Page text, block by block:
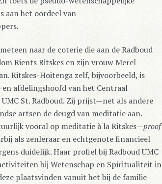
aan het oordeel van
naar de coterie die aan de Radboud
Rients Ritskes en zijn vrouw Merel
Ritskes-Hoitenga zelf, bijvoorbeeld, is
afdelingshoofd van het Centraal
St. Radboud. Zij prijst—net als andere
artsen de deugd van meditatie aan.
vooral op meditatie à la Ritskes—proof
als zenleraar en echtgenote financieel
duidelijk. Haar profiel bij Radboud UMC
bij Wetenschap en Spiritualiteit in
plaatsvinden vanuit het bij de familie